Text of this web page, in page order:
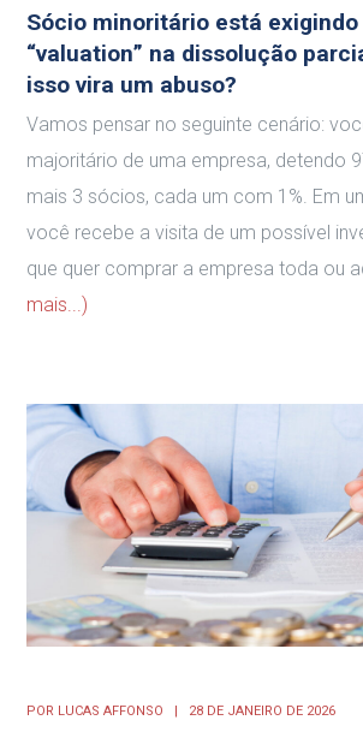
Sócio minoritário está exigindo
“valuation” na dissolução
isso vira um abuso?
Vamos pensar no seguinte cenário:
majoritário de uma empresa, detendo
mais 3 sócios, cada um com 1%. Em
você recebe a visita de um possível
que quer comprar a empresa toda ou
mais...)
POR LUCAS AFFONSO 28 DE JANEIRO DE 2026